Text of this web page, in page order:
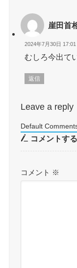
崖田首
2024年7月30日 17:01
むしろ今出て
返信
Leave a reply
Default
コメントする
コメント ※